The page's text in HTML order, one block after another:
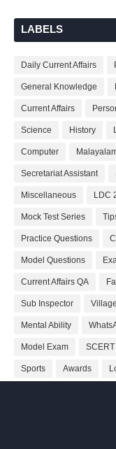
LABELS
Daily Current Affairs
General Knowledge
Current Affairs
Science History
Computer
Secretariat Assistant
Miscellaneous LDC
Mock Test Series
Practice Questions
Model Questions
Current Affairs QA
Sub Inspector
Mental Ability
Model Exam
Sports Awards